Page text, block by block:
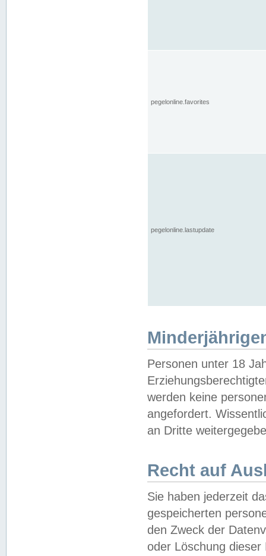
pegelonline.favorites
pegelonline.lastupdate
Personen unter 18
werden keine
angefordert.
an Dritte
Recht auf
Sie haben jederzeit
gespeicherten
den Zweck der
oder Löschung